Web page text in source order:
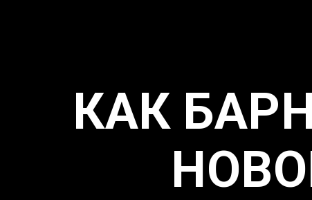
КАК